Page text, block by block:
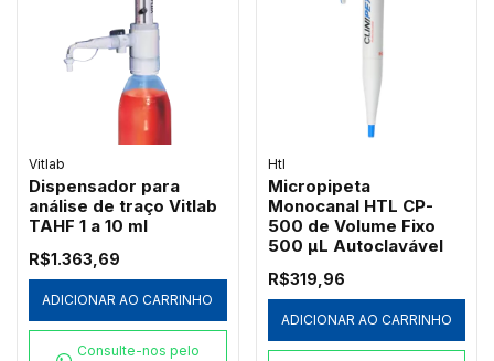
Vitlab
Dispensador para
análise de traço Vitlab
TAHF 1 a 10 ml
R$1.363,69
ADICIONAR AO CARRINHO
Consulte-nos pelo
Htl
Micropipeta
Monocanal HTL CP-
500 de Volume Fixo
500 µL Autoclavável
R$319,96
ADICIONAR AO CARRINHO